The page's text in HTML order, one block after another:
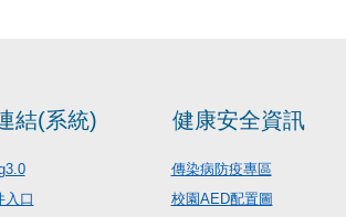
結(系統)
入口
健康安全資訊
傳染病防疫專區
校園AED配置圖